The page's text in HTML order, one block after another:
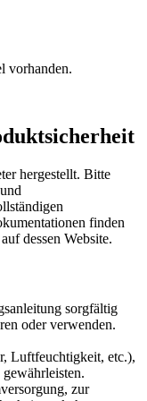
vorhanden.
hergestellt. Bitte
finden
dessen Website.
sorgfältig
oder verwenden.
Luftfeuchtigkeit, etc.),
zur